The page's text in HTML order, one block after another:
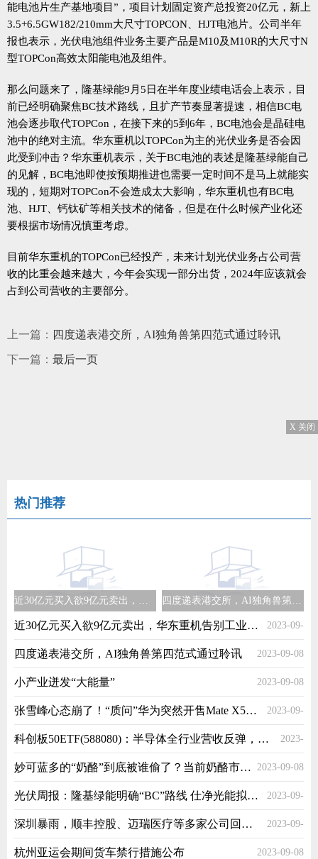
能电池片生产基地项目”，项目计划固定资产总投资20亿元，新上
3.5+6.5GW182/210mm大尺寸TOPCON、HJT电池片。公司半年
报也表示，光伏电池组件业务主要产品是M10及M10R的大尺寸N
型TOPCon高效太阳能电池及组件。
那么问题来了，隆基绿能9月5日在半年度业绩电话会上表示，目
前已经明确聚焦BC技术路线，且扩产节奏显著提速，相信BC电
池会逐步取代TOPCon，在接下来的5到6年，BC电池会是晶硅电
池中的绝对主流。华东重机以TOPCon为主的光伏业务是否会因
此受到冲击？华东重机表示，关于BC电池的表述是隆基绿能自己
的见解，BC电池即使按预期推进也需要一定时间不是马上就能实
现的，短期对TOPCon不会造成太大影响，华东重机也有BC电
池、HJT、钙钛矿等相关技术的储备，但是在什么时候产业化还
要根据市场情况慎重考虑。
目前华东重机的TOPCon已经投产，未来计划光伏业务占公司营
收的比重会越来越大，今年会实现一部分出货，2024年应该就会
占到公司营收的主要部分。
上一篇： 四度递表港交所，AI独角兽第四范式通过聆讯
下一篇： 最后一页
X 关闭
热门推荐
近30亿元买入欲9亿元卖出，华东重机告别工业母机又在光伏下重注 四度递表港交所，AI独角兽第四范式通过聆讯
近30亿元买入欲9亿元卖出，华东重机告别工业母机又在光伏下重注 2023-09-
08
四度递表港交所，AI独角兽第四范式通过聆讯 2023-09-08
小产业迸发“大能量” 2023-09-08
张雪峰心态崩了！“质问”华为突然开售Mate X5：就问你什么意思 2023-09-
08
科创板50ETF(588080)：半导体全行业营收反弹，午后持续放量上涨，备受资金关注！ 2023-
09-08
妙可蓝多的“奶酪”到底被谁偷了？当前奶酪市场“激战正酣” 2023-09-08
光伏周报：隆基绿能明确“BC”路线 仕净光能拟112亿投建TOPCon项目 2023-09-
08
深圳暴雨，顺丰控股、迈瑞医疗等多家公司回应：没有影响，正常上班 2023-09-
08
杭州亚运会期间货车禁行措施公布 2023-09-08